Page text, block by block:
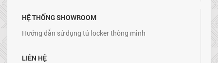
HỆ THỐNG SHOWROOM
Hướng dẫn sử dụng tủ locker thông minh
LIÊN HỆ